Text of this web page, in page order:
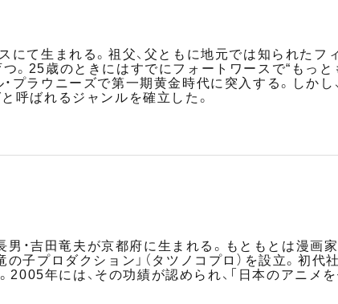
て生まれる。祖父、父ともに地元では知られたフ
25歳のときにはすでにフォートワースで“もっと
プラウニーズで第一期黄金時代に突入する。しかし
呼ばれるジャンルを確立した。
・吉田竜夫が京都府に生まれる。もともとは漫画家
子プロダクション」（タツノコプロ）を設立。初代
年には、その功績が認められ、「日本のアニメ